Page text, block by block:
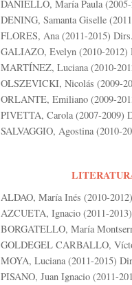
DANIELLO, María Paula
DENING, Samanta Giselle
FLORES, Ana (2011-2015)
GALIAZO, Evelyn (2010-
MARTÍNEZ, Luciana (2010-
OLSZEVICKI, Nicolás (2009-
ORLANTE, Emiliano (2009-
PIVETTA, Carola (2007-2009)
SALVAGGIO, Agostina (2010-
ALDAO, María Inés (2010-
AZCUETA, Ignacio (2011-
BORGATELLO, María
GOLDEGEL CARBALLO,
MOYA, Luciana (2011-2015)
PISANO, Juan Ignacio (2011-